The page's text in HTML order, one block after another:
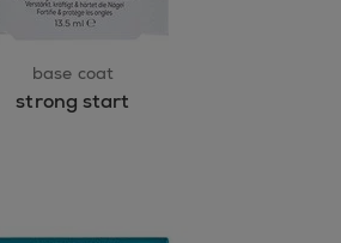
base coat
strong start